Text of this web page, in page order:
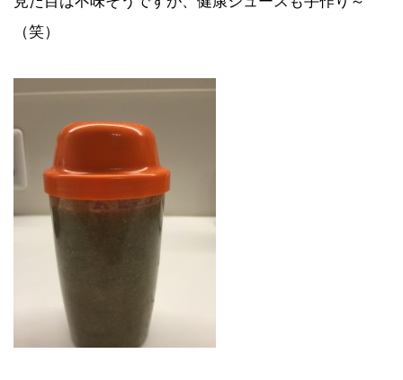
（笑）